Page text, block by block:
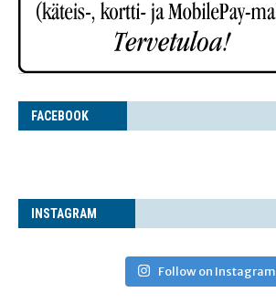
FACE­BOOK
INS­TA­GRAM
Follow on Instagram